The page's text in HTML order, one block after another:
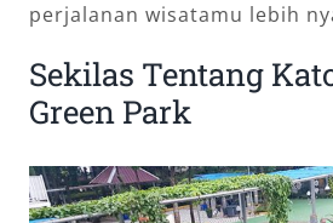
perjalanan wisatamu lebih
Sekilas Tentang
Green Park